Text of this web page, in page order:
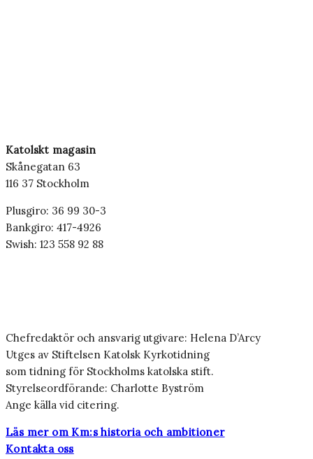
Katolskt magasin
Skånegatan 63
116 37 Stockholm
Plusgiro: 36 99 30-3
Bankgiro: 417-4926
Swish: 123 558 92 88
Chefredaktör och ansvarig utgivare: Helena D’Arcy
Utges av Stiftelsen Katolsk Kyrkotidning
som tidning för Stockholms katolska stift.
Styrelseordförande: Charlotte Byström
Ange källa vid citering.
Läs mer om Km:s historia och ambitioner
Kontakta oss